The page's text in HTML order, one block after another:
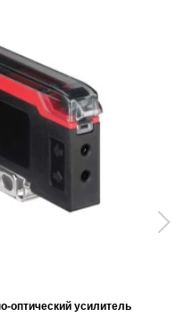
оптический усилитель